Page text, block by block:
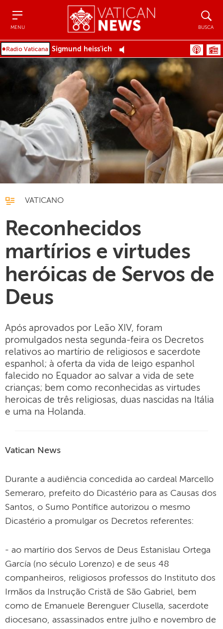
MENU BUSCA
Sigmund heiss'ich
VATICANO
Reconhecidos
martírios e virtudes
heróicas de Servos de
Deus
Após aprovados por Leão XIV, foram
promulgados nesta segunda-feira os Decretos
relativos ao martírio de religiosos e sacerdote
espanhol; à oferta da vida de leigo espanhol
falecido no Equador ao salvar a vida de sete
crianças; bem como reconhecidas as virtudes
heroicas de três religiosas, duas nascidas na Itália
e uma na Holanda.
Vatican News
Durante a audiência concedida ao cardeal Marcello
Semeraro, prefeito do Dicastério para as Causas dos
Santos, o Sumo Pontífice autorizou o mesmo
Dicastério a promulgar os Decretos referentes:
- ao martírio dos Servos de Deus Estanislau Ortega
García (no século Lorenzo) e de seus 48
companheiros, religiosos professos do Instituto dos
Irmãos da Instrução Cristã de São Gabriel, bem
como de Emanuele Berenguer Clusella, sacerdote
diocesano, assassinados entre julho e novembro de